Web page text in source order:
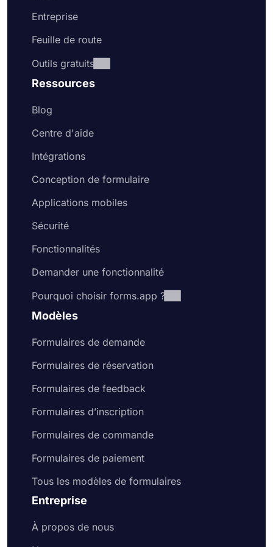
Entreprise
Feuille de route
Outils gratuits
Ressources
Blog
Centre d'aide
Intégrations
Conception de formulaire
Applications mobiles
Sécurité
Fonctionnalités
Demander une fonctionnalité
Pourquoi choisir forms.app ?
Modèles
Formulaires de demande
Formulaires de réservation
Formulaires de feedback
Formulaires d’inscription
Formulaires de commande
Formulaires de paiement
Tous les modèles de formulaires
Entreprise
À propos de nous